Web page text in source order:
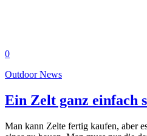
0
Outdoor News
Ein Zelt ganz einfach
Man kann Zelte fertig kaufen, aber